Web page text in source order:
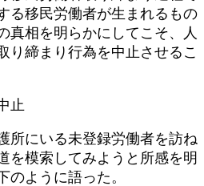
る移民労働者が生まれるもの
真相を明らかにしてこそ、人
り締まり行為を中止させるこ
止
所にいる未登録労働者を訪ね
を模索してみようと所感を明
のように語った。